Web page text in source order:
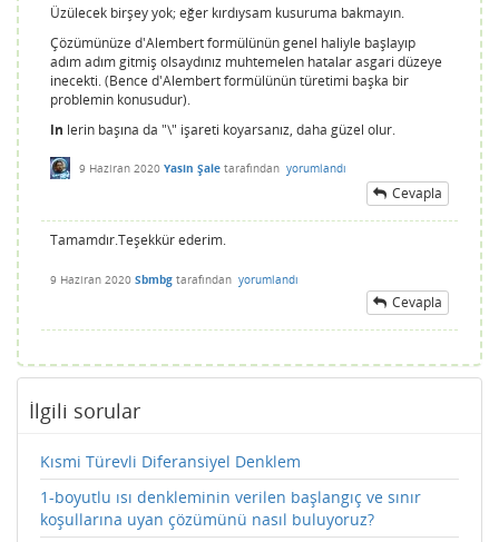
Üzülecek birşey yok; eğer kırdıysam kusuruma bakmayın.
Çözümünüze d'Alembert formülünün genel haliyle başlayıp
adım adım gitmiş olsaydınız muhtemelen hatalar asgari düzeye
inecekti. (Bence d'Alembert formülünün türetimi başka bir
problemin konusudur).
ln lerin başına da "\" işareti koyarsanız, daha güzel olur.
9 Haziran 2020 Yasin Şale tarafından yorumlandı
Cevapla
Tamamdır.Teşekkür ederim.
9 Haziran 2020 Sbmbg tarafından yorumlandı
Cevapla
İlgili sorular
Kısmi Türevli Diferansiyel Denklem
1-boyutlu ısı denkleminin verilen başlangıç ve sınır
koşullarına uyan çözümünü nasıl buluyoruz?